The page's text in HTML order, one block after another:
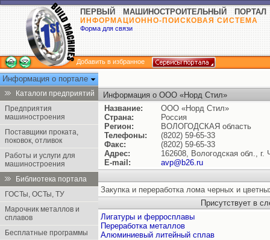
ПЕРВЫЙ МАШИНОСТРОИТЕЛЬНЫЙ ПОРТАЛ
ИНФОРМАЦИОННО-ПОИСКОВАЯ СИСТЕМА
Форма для связи
Добавить в избранное
Информация о портале
Каталоги предприятий
Предприятия
машиностроения
Поставщики проката,
поковок, отливок
Работы и услуги для
машиностроения
Библиотека портала
ГОСТы, ОСТы, ТУ
Марочник металлов и
сплавов
Бесплатные программы
Информация о ООО «Норд Стил»
Название:
ООО «Норд Стил»
Страна:
Россия
Регион:
ВОЛОГОДСКАЯ область
Телефоны:
(8202) 59-65-33
Факс:
(8202) 59-65-33
Адрес:
162608, Вологодская обл.,
E-mail:
avp@b26.ru
Закупка и переработка лома черных и
Присутствует в
Лигатуры и ферросплавы
Переработка металлов
Алюминиевый литейный сплав